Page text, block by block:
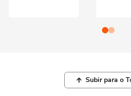
Subir para o